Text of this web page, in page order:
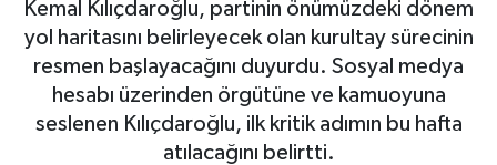
Kemal Kılıçdaroğlu, partinin önümüzdeki dönem
yol haritasını belirleyecek olan kurultay sürecinin
resmen başlayacağını duyurdu. Sosyal medya
hesabı üzerinden örgütüne ve kamuoyuna
seslenen Kılıçdaroğlu, ilk kritik adımın bu hafta
atılacağını belirtti.
Otovitrin
Asayiş
Magazin
Haber Arşivi